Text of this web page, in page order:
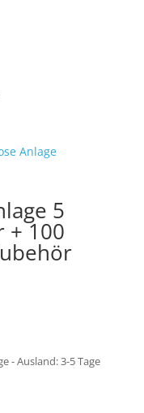
5
+ 100
- Ausland: 3-5 Tage